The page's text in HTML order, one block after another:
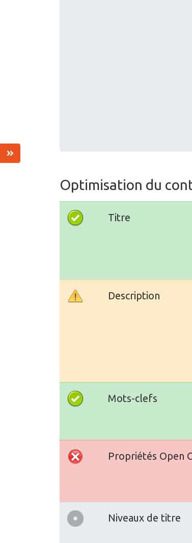
Optimisation du
Titre
Description
Mots-clefs
Propriétés Open
Niveaux de titre